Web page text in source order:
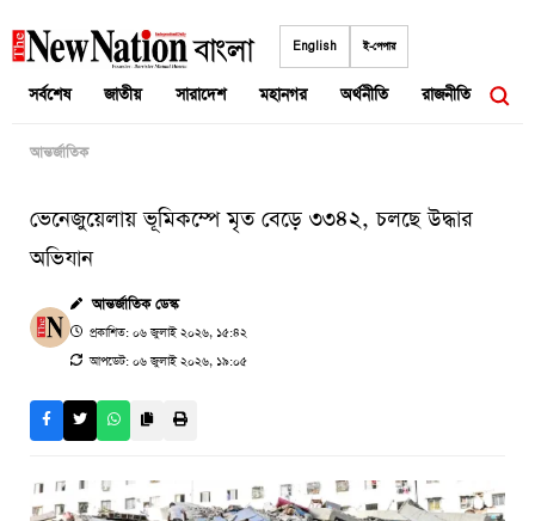
to
English ই-পেপার
সর্বশেষ জাতীয় সারাদেশ মহানগর অর্থনীতি রাজনীতি
আন্তর্জাতিক
ভেনেজুয়েলায় ভূমিকম্পে মৃত বেড়ে ৩৩৪২, চলছে উদ্ধার
অভিযান
আন্তর্জাতিক ডেস্ক
প্রকাশিত: ০৬ জুলাই ২০২৬, ১৫:৪২
আপডেট: ০৬ জুলাই ২০২৬, ১৯:০৫